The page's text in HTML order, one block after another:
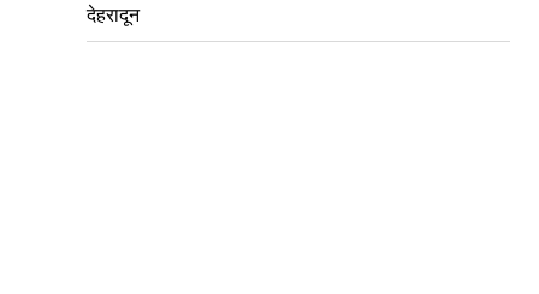
देहरादून